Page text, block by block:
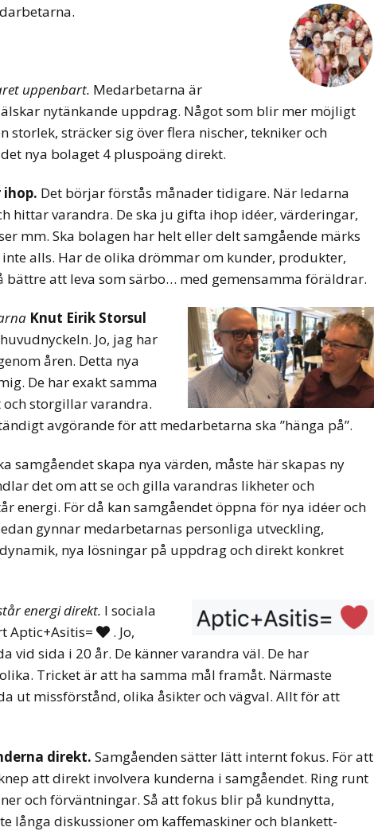
uppenbart. Medarbetarna är
nytänkande uppdrag. Något som blir mer möjligt
storlek, sträcker sig över flera nischer, tekniker och
nya bolaget 4 pluspoäng direkt.
ihop. Det börjar förstås månader tidigare. När ledarna
hittar varandra. De ska ju gifta ihop idéer, värderingar,
mm. Ska bolagen har helt eller delt samgående märks
inte alls. Har de olika drömmar om kunder, produkter,
bättre att leva som särbo… med gemensamma föräldrar.
Knut Eirik Storsul
huvudnyckeln. Jo, jag har
åren. Detta nya
De har exakt samma
storgillar varandra.
avgörande för att medarbetarna ska ”hänga på”.
samgåendet skapa nya värden, måste här skapas ny
det om att se och gilla varandras likheter och
energi. För då kan samgåendet öppna för nya idéer och
gynnar medarbetarnas personliga utveckling,
nya lösningar på uppdrag och direkt konkret
energi direkt. I sociala
Aptic+Asitis=  . Jo,
vid sida i 20 år. De känner varandra väl. De har
Tricket är att ha samma mål framåt. Närmaste
ut missförstånd, olika åsikter och vägval. Allt för att
direkt. Samgåenden sätter lätt internt fokus. För att
att direkt involvera kunderna i samgåendet. Ring runt
och förväntningar. Så att fokus blir på kundnytta,
långa diskussioner om kaffemaskiner och blankett-